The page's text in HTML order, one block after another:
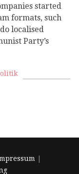
started
formats, such
localised
Party’s
|